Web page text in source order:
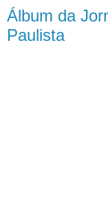
Álbum da
Paulista